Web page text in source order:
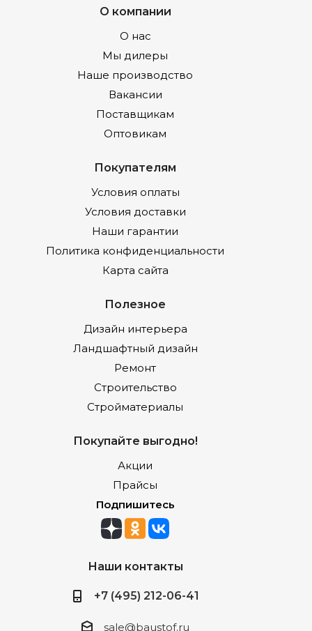
О компании
О нас
Мы дилеры
Наше производство
Вакансии
Поставщикам
Оптовикам
Покупателям
Условия оплаты
Условия доставки
Наши гарантии
Политика конфиденциальности
Карта сайта
Полезное
Дизайн интерьера
Ландшафтный дизайн
Ремонт
Строительство
Стройматериалы
Покупайте выгодно!
Акции
Прайсы
Подпишитесь
Наши контакты
+7 (495) 212-06-41
sale@baustof.ru